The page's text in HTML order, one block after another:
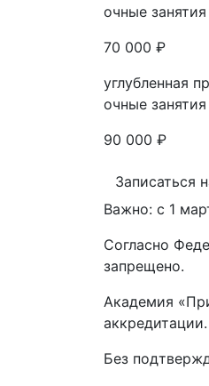
очные занятия
70 000 ₽
углубленная
очные занятия
90 000 ₽
Записаться
Важно: с 1
Согласно
запрещено.
Академия
аккредитации.
Без